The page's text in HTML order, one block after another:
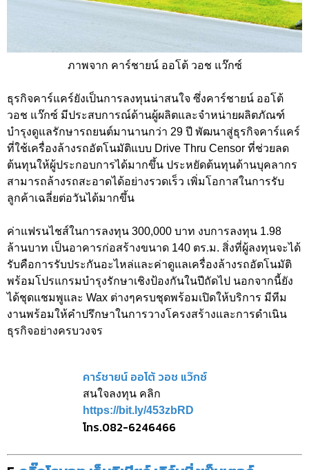
ภาพจาก คาร์ชายน์ ออโต้ วอช แว๊กซ์
ธุรกิจคาร์แคร์ยังเป็นการลงทุนน่าสนใจ ซึ่งคาร์ชายน์ ออโต้
วอช แว๊กซ์ มีประสบการณ์ด้านผู้ผลิตและจำหน่ายผลิตภัณฑ์
บำรุงดูแลรักษารถยนต์มานานกว่า 29 ปี พัฒนาสู่ธุรกิจคาร์แคร์
ที่ใช้เครื่องล้างรถอัตโนมัติแบบ Drive Thru Censor ที่ช่วยลด
ต้นทุนให้ผู้ประกอบการได้มากขึ้น ประหยัดต้นทุนด้านบุคลากร
สามารถล้างรถสะอาดได้อย่างรวดเร็ว เพิ่มโอกาสในการรับ
ลูกค้าเฉลี่ยต่อวันได้มากขึ้น
ค่าแฟรนไชส์ในการลงทุน 300,000 บาท งบการลงทุน 1.98
ล้านบาท เป็นอาคารก่อสร้างขนาด 140 ตร.ม. สิ่งที่ผู้ลงทุนจะได้
รับคือการรับประกันอะไหล่และค่าดูแลเครื่องล้างรถอัตโนมัติ
พร้อมโปรแกรมบำรุงรักษาเชิงป้องกันในปีถัดไป นอกจากนี้ยัง
ได้ชุดแชมพูและ Wax ต่างๆครบชุดพร้อมเปิดให้บริการ มีทีม
งานพร้อมให้คำปรึกษาในการวางโครงสร้างและการดำเนิน
ธุรกิจอย่างครบวงจร
คาร์ชายน์ ออโต้ วอช แว๊กซ์
สนใจลงทุน คลิก
https://bit.ly/453zbRD
โทร.082-6246466